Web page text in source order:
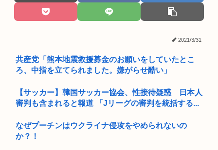
2021/3/31
共産党「熊本地震救援募金のお願いをしていたとこ
ろ、中指を立てられました。嫌がらせ酷い」
【サッカー】韓国サッカー協会、性接待疑惑 日本人
審判も含まれると報道 「Jリーグの審判を統括する...
なぜプーチンはウクライナ侵攻をやめられないの
か？！